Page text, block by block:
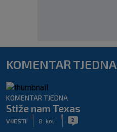
KOMENTAR TJEDNA
KOMENTAR TJEDNA
Stiže nam Texas
VIJESTI 8. kol. 2